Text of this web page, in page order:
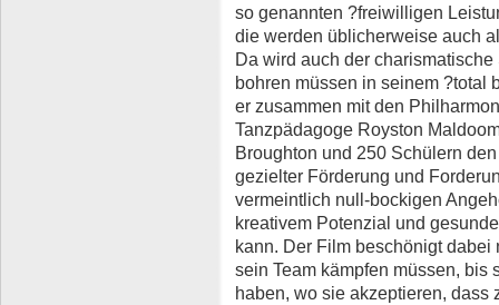
so genannten ?freiwilligen
die werden üblicherweise auch
Da wird auch der
bohren müssen in seinem ?total
er zusammen mit den
Tanzpädagoge Royston
Broughton und 250 Schülern
gezielter Förderung und
vermeintlich null-bockigen
kreativem Potenzial und
kann. Der Film beschönigt
sein Team kämpfen müssen, bis
haben, wo sie akzeptieren, dass